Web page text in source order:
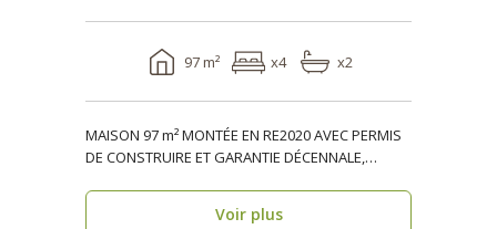
97 m² x4 x2
MAISON 97 m² MONTÉE EN RE2020 AVEC PERMIS
DE CONSTRUIRE ET GARANTIE DÉCENNALE,
Voir plus